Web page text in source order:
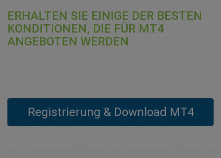
ERHALTEN SIE EINIGE DER BESTEN
KONDITIONEN, DIE FÜR MT4
ANGEBOTEN WERDEN
Registrierung & Download MT4